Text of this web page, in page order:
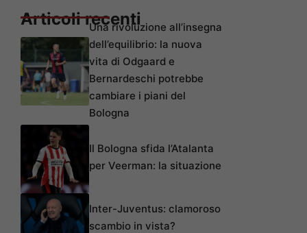
Articoli recentiUna rivoluzione all’insegna
dell’equilibrio: la nuova
vita di Odgaard e
Bernardeschi potrebbe
cambiare i piani del
Bologna
Il Bologna sfida l’Atalanta
per Veerman: la situazione
Inter-Juventus: clamoroso
scambio in vista?